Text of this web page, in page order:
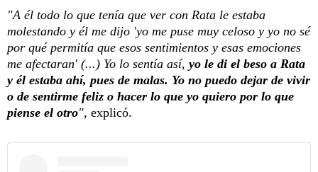
"A él todo lo que tenía que ver con Rata le estaba
molestando y él me dijo 'yo me puse muy celoso y yo no sé
por qué permitía que esos sentimientos y esas emociones
me afectaran' (...) Yo lo sentía así, yo le di el beso a Rata
y él estaba ahí, pues de malas. Yo no puedo dejar de vivir
o de sentirme feliz o hacer lo que yo quiero por lo que
piense el otro", explicó.